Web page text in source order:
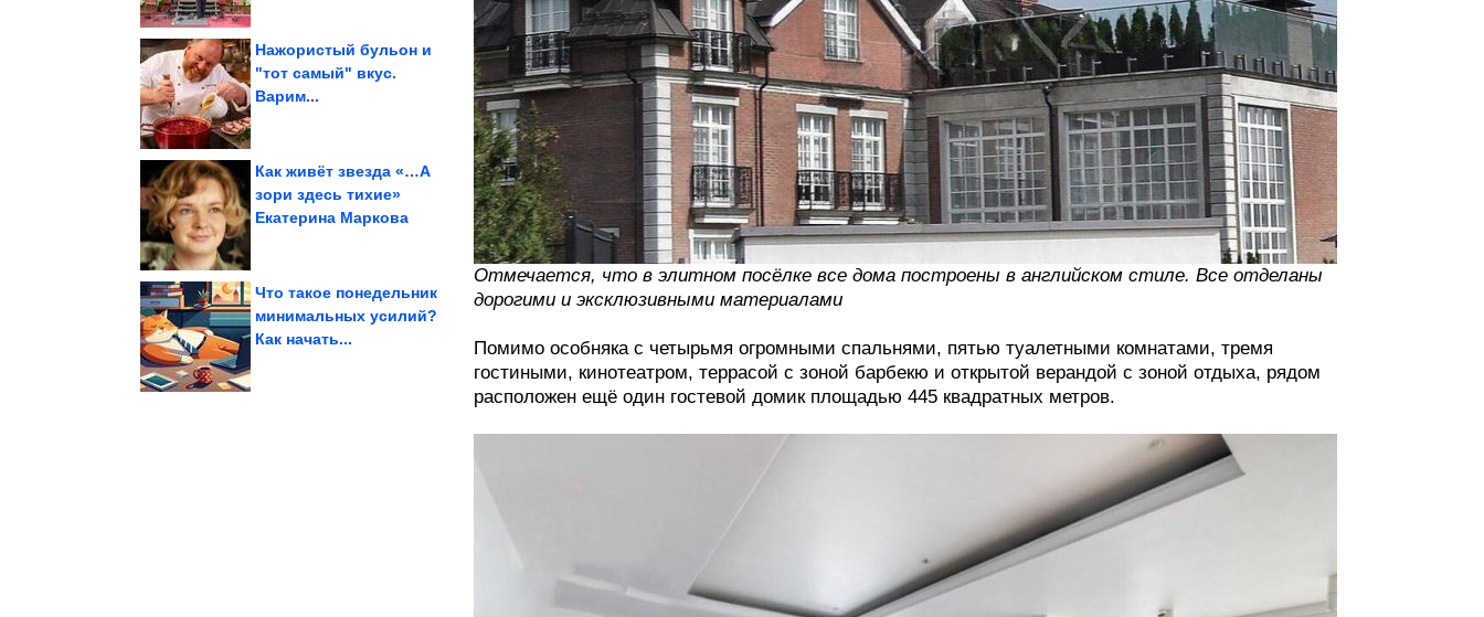
Нажористый бульон и
"тот самый" вкус.
Варим...
ДТП. Подборка на
Как живёт звезда «…А
зори здесь тихие»
Екатерина Маркова
аксессуары под любую
причёску
Что такое понедельник
минимальных усилий?
Как начать...
Отмечается, что в элитном посёлке все дома построены в английском стиле. Все отделаны
дорогими и эксклюзивными материалами
Помимо особняка с четырьмя огромными спальнями, пятью туалетными комнатами, тремя
гостиными, кинотеатром, террасой с зоной барбекю и открытой верандой с зоной отдыха, рядом
расположен ещё один гостевой домик площадью 445 квадратных метров.